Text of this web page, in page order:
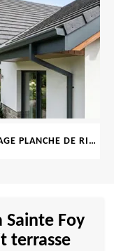
HABILLAGE PLANCHE DE RIVE 69
Foy
terrasse